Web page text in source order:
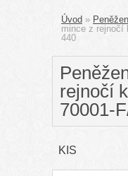
Úvod »
mince z rejnočí
440
rejnočí
70001-
KIS